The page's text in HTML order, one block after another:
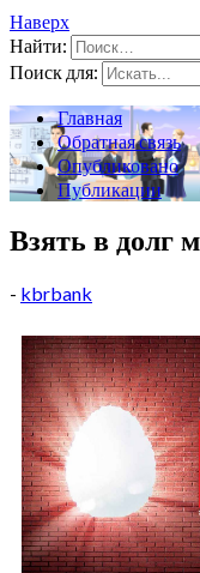
Наверх
Найти:
Поиск для:
Главная
Обратная связь
Опубликовано
Публикации
Взять в долг
- kbrbank